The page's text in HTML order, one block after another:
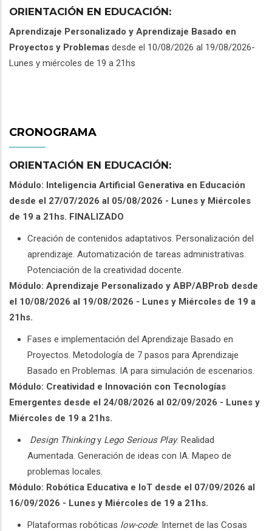
ORIENTACIÓN EN EDUCACIÓN:
Aprendizaje Personalizado y Aprendizaje Basado en
Proyectos y Problemas desde el 10/08/2026 al 19/08/2026-
Lunes y miércoles de 19 a 21hs
CRONOGRAMA
ORIENTACIÓN EN EDUCACIÓN:
Módulo: Inteligencia Artificial Generativa en Educación
desde el 27/07/2026 al 05/08/2026 - Lunes y Miércoles
de 19 a 21hs. FINALIZADO
Creación de contenidos adaptativos. Personalización del
aprendizaje. Automatización de tareas administrativas.
Potenciación de la creatividad docente.
Módulo: Aprendizaje Personalizado y ABP/ABProb desde
el 10/08/2026 al 19/08/2026 - Lunes y Miércoles de 19 a
21hs.
Fases e implementación del Aprendizaje Basado en
Proyectos. Metodología de 7 pasos para Aprendizaje
Basado en Problemas. IA para simulación de escenarios.
Módulo: Creatividad e Innovación con Tecnologías
Emergentes desde el 24/08/2026 al 02/09/2026 - Lunes y
Miércoles de 19 a 21hs.
Design Thinkingy Lego Serious Play. Realidad
Aumentada. Generación de ideas con IA. Mapeo de
problemas locales.
Módulo: Robótica Educativa e IoT desde el 07/09/2026 al
16/09/2026 - Lunes y Miércoles de 19 a 21hs.
Plataformas robóticas low-code. Internet de las Cosas